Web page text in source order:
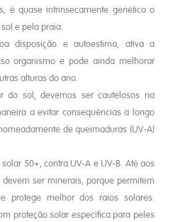
é quase intrinsecamente genético o
e pela praia.
disposição e autoestima, ativa a
organismo e pode ainda melhorar
alturas do ano.
do sol, devemos ser cautelosos na
a evitar consequências a longo
de queimaduras (UV-A)
50+, contra UV-A e UV-B. Até aos
ser minerais, porque permitem
protege melhor dos raios solares.
proteção solar específica para peles